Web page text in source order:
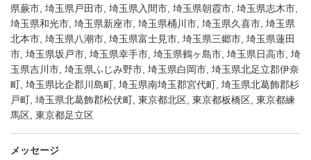
県蕨市, 埼玉県戸田市, 埼玉県入間市, 埼玉県朝霞市, 埼玉県志木市,
埼玉県和光市, 埼玉県新座市, 埼玉県桶川市, 埼玉県久喜市, 埼玉県
北本市, 埼玉県八潮市, 埼玉県富士見市, 埼玉県三郷市, 埼玉県蓮田
市, 埼玉県坂戸市, 埼玉県幸手市, 埼玉県鶴ヶ島市, 埼玉県日高市, 埼
玉県吉川市, 埼玉県ふじみ野市, 埼玉県白岡市, 埼玉県北足立郡伊奈
町, 埼玉県比企郡川島町, 埼玉県南埼玉郡宮代町, 埼玉県北葛飾郡杉
戸町, 埼玉県北葛飾郡松伏町, 東京都北区, 東京都板橋区, 東京都練
馬区, 東京都足立区
メッセージ